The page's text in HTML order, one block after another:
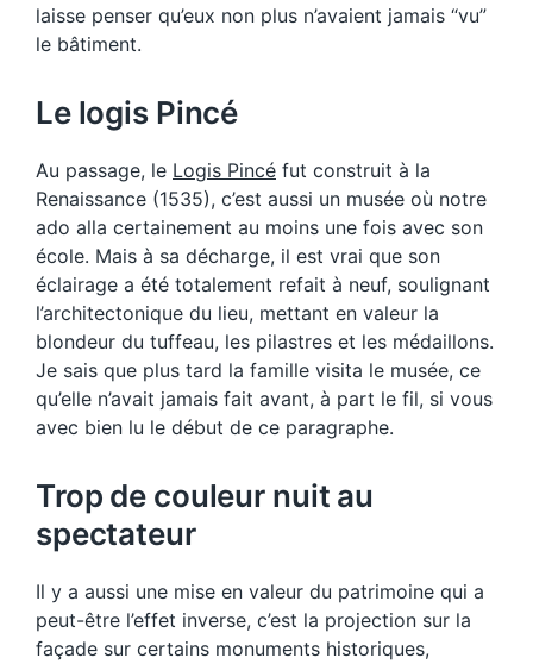
laisse penser qu’eux non plus n’avaient jamais “vu”
le bâtiment.
Le logis Pincé
Au passage, le Logis Pincé fut construit à la
Renaissance (1535), c’est aussi un musée où notre
ado alla certainement au moins une fois avec son
école. Mais à sa décharge, il est vrai que son
éclairage a été totalement refait à neuf, soulignant
l’architectonique du lieu, mettant en valeur la
blondeur du tuffeau, les pilastres et les médaillons.
Je sais que plus tard la famille visita le musée, ce
qu’elle n’avait jamais fait avant, à part le fil, si vous
avec bien lu le début de ce paragraphe.
Trop de couleur nuit au
spectateur
Il y a aussi une mise en valeur du patrimoine qui a
peut-être l’effet inverse, c’est la projection sur la
façade sur certains monuments historiques,